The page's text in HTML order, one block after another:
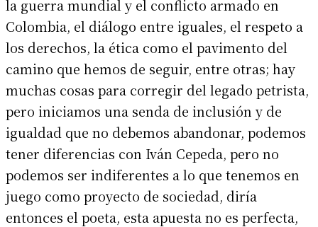
la guerra mundial y el conflicto armado en
Colombia, el diálogo entre iguales, el respeto a
los derechos, la ética como el pavimento del
camino que hemos de seguir, entre otras; hay
muchas cosas para corregir del legado petrista,
pero iniciamos una senda de inclusión y de
igualdad que no debemos abandonar, podemos
tener diferencias con Iván Cepeda, pero no
podemos ser indiferentes a lo que tenemos en
juego como proyecto de sociedad, diría
entonces el poeta, esta apuesta no es perfecta,